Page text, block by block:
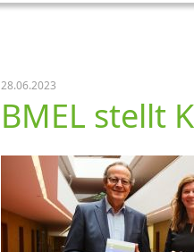
28.06.2023
BMEL stellt